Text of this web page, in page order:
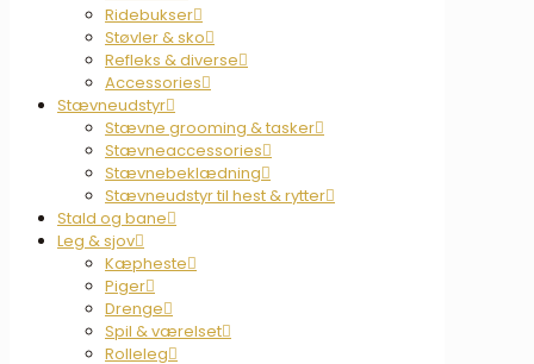
Ridebukser
Støvler & sko
Refleks & diverse
Accessories
Stævneudstyr
Stævne grooming & tasker
Stævneaccessories
Stævnebeklædning
Stævneudstyr til hest & rytter
Stald og bane
Leg & sjov
Kæpheste
Piger
Drenge
Spil & værelset
Rolleleg